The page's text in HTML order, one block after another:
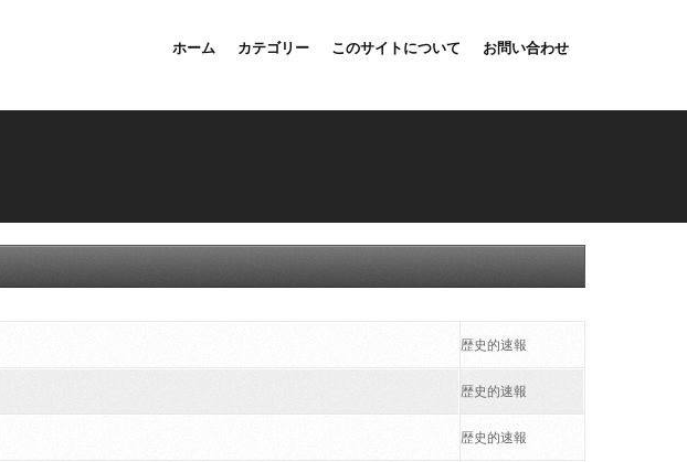
ホーム カテゴリー このサイトについて お問い合わせ
歴史的速報
歴史的速報
歴史的速報